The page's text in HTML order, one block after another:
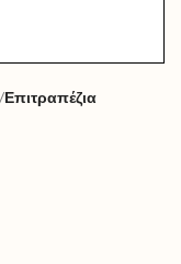
Επιτραπέζια